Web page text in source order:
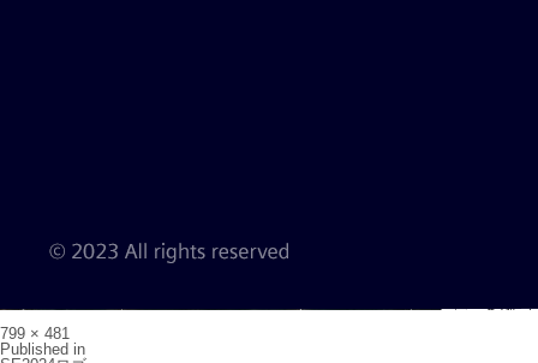
Full
size
799 × 481
投
Published in